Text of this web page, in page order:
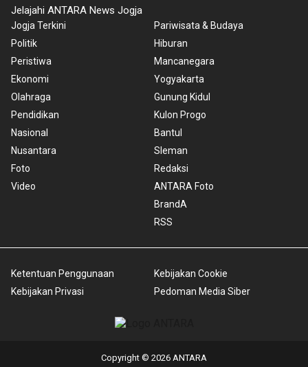
Jelajahi ANTARA News Jogja
Jogja Terkini
Politik
Peristiwa
Ekonomi
Olahraga
Pendidikan
Nasional
Nusantara
Foto
Video
Pariwisata & Budaya
Hiburan
Mancanegara
Yogyakarta
Gunung Kidul
Kulon Progo
Bantul
Sleman
Redaksi
ANTARA Foto
BrandA
RSS
Ketentuan Penggunaan
Kebijakan Privasi
Kebijakan Cookie
Pedoman Media Siber
Copyright © 2026 ANTARA